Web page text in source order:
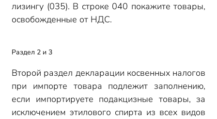
лизингу (035). В строке 040 покажите товары,
освобожденные от НДС.
Раздел 2 и 3
Второй раздел декларации косвенных налогов
при импорте товара подлежит заполнению,
если импортируете подакцизные товары, за
исключением этилового спирта из всех видов